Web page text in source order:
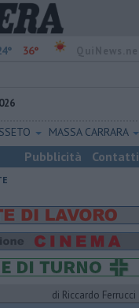
36°
MASSA CARRARA
Pubblicità Contatti
di Riccardo Ferrucci